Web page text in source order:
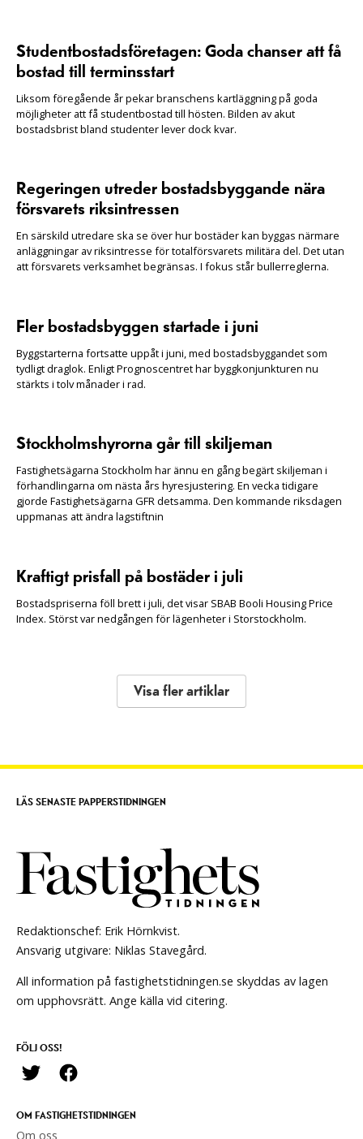
Studentbostadsföretagen: Goda chanser att få
bostad till terminsstart
Liksom föregående år pekar branschens kartläggning på goda
möjligheter att få studentbostad till hösten. Bilden av akut
bostadsbrist bland studenter lever dock kvar.
Regeringen utreder bostadsbyggande nära
försvarets riksintressen
En särskild utredare ska se över hur bostäder kan byggas närmare
anläggningar av riksintresse för totalförsvarets militära del. Det utan
att försvarets verksamhet begränsas. I fokus står bullerreglerna.
Fler bostadsbyggen startade i juni
Byggstarterna fortsatte uppåt i juni, med bostadsbyggandet som
tydligt draglok. Enligt Prognoscentret har byggkonjunkturen nu
stärkts i tolv månader i rad.
Stockholmshyrorna går till skiljeman
Fastighetsägarna Stockholm har ännu en gång begärt skiljeman i
förhandlingarna om nästa års hyresjustering. En vecka tidigare
gjorde Fastighetsägarna GFR detsamma. Den kommande riksdagen
uppmanas att ändra lagstiftnin
Kraftigt prisfall på bostäder i juli
Bostadspriserna föll brett i juli, det visar SBAB Booli Housing Price
Index. Störst var nedgången för lägenheter i Storstockholm.
Visa fler artiklar
Redaktionschef: Erik Hörnkvist.
Ansvarig utgivare: Niklas Stavegård.
All information på fastighetstidningen.se skyddas av lagen
om upphovsrätt. Ange källa vid citering.
FÖLJ OSS!
OM FASTIGHETSTIDNINGEN
Om oss
LÄS SENASTE PAPPERSTIDNINGEN